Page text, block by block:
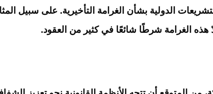
الدولية بشأن الغرامة التأخيرية. على سبيل
هذه الغرامة شرطًا شائعًا في كثير من العقود.